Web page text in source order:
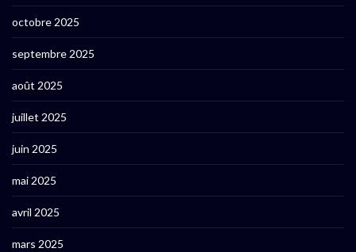
octobre 2025
septembre 2025
août 2025
juillet 2025
juin 2025
mai 2025
avril 2025
mars 2025